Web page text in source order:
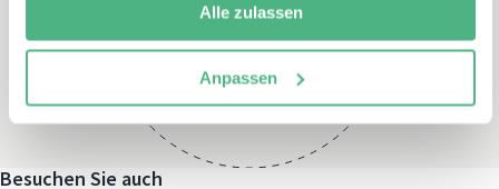
Alle zulassen
Anpassen
Montag – Freitag:
und nach individueller
Terminvereinbarung
Besuchen Sie auch